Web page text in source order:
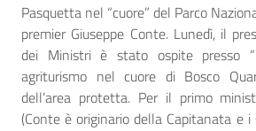
Pasquetta nel “cuore” del Parco
premier Giuseppe Conte. Lunedì, il
dei Ministri è stato ospite presso
agriturismo nel cuore di Bosco
dell’area protetta. Per il primo
(Conte è originario della Capitanata e